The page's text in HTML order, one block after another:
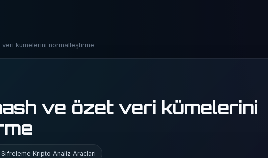
veri kümelerini normalleştirme
ve özet veri kümelerini
Kripto Analiz Araclari